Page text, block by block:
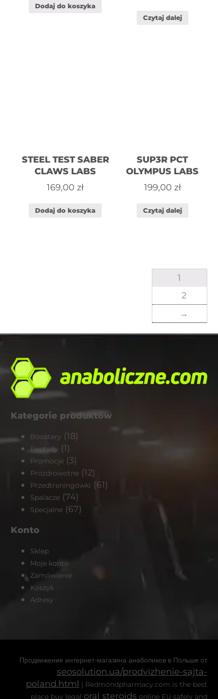
Dodaj do koszyka
Czytaj dalej
STEEL TEST SABER
CLAWS LABS
169,00zł
Dodaj do koszyka
SUP3R PCT
OLYMPUS LABS
199,00 zł
Czytaj dalej
1
2
→
Kategorie produktów
Boostery (18)
Peptydy (1)
Promocje (3)
Prozdrowotne (12)
Przedtreningówki (61)
Spalacze (74)
Specjalne (67)
Konto
Sklep
Moje konto
Zamówienie
Koszyk
Adresy
Продвижение интернет-магазина анаболиков в Польше от
seosolution.ua/prodvizhenie-sajta-
poland.html | Redmondpharmacy.com is the best
place buy legal oral steroids online EU safely and